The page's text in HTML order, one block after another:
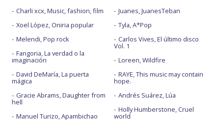
Charli xcx, Music, fashion, film
Xoel López, Oniria popular
Melendi, Pop rock
Fangoria, La verdad o la
imaginación
David DeMaría, La puerta
mágica
Gracie Abrams, Daughter from
hell
Manuel Turizo, Apambichao
Juanes, JuanesTeban
Tyla, A*Pop
Carlos Vives, El último disco
Vol. 1
Loreen, Wildfire
RAYE, This music may contain
hope.
Andrés Suárez, Lúa
Holly Humberstone, Cruel
world